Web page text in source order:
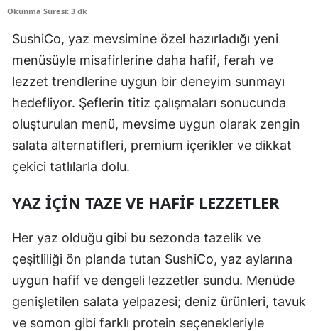
Okunma Süresi: 3 dk
SushiCo, yaz mevsimine özel hazırladığı yeni
menüsüyle misafirlerine daha hafif, ferah ve
lezzet trendlerine uygun bir deneyim sunmayı
hedefliyor. Şeflerin titiz çalışmaları sonucunda
oluşturulan menü, mevsime uygun olarak zengin
salata alternatifleri, premium içerikler ve dikkat
çekici tatlılarla dolu.
YAZ İÇIN TAZE VE HAFIF LEZZETLER
Her yaz olduğu gibi bu sezonda tazelik ve
çeşitliliği ön planda tutan SushiCo, yaz aylarına
uygun hafif ve dengeli lezzetler sundu. Menüde
genişletilen salata yelpazesi; deniz ürünleri, tavuk
ve somon gibi farklı protein seçenekleriyle